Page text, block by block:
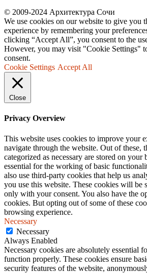
© 2009-2024 Архитектура Сочи
We use cookies on our website to give you
experience by remembering your
clicking “Accept All”, you consent to the
However, you may visit "Cookie Settings"
consent.
Cookie Settings Accept All
Close
Privacy Overview
This website uses cookies to improve your
navigate through the website. Out of these,
categorized as necessary are stored on your
essential for the working of basic
also use third-party cookies that help us
you use this website. These cookies will be
only with your consent. You also have the
cookies. But opting out of some of these
browsing experience.
Necessary
Necessary
Always Enabled
Necessary cookies are absolutely essential
function properly. These cookies ensure
security features of the website,